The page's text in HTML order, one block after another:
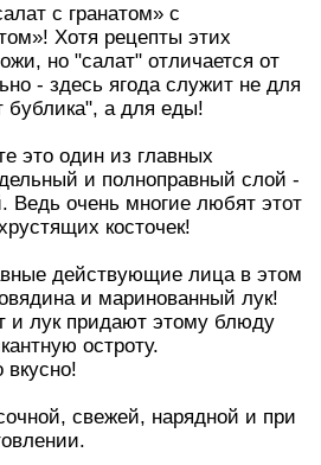
с гранатом» с
Хотя рецепты этих
но "салат" отличается от
- здесь ягода служит не для
бублика", а для еды!
это один из главных
и полноправный слой -
Ведь очень многие любят этот
косточек!
действующие лица в этом
и маринованный лук!
и лук придают этому блюду
остроту.
вкусно!
свежей, нарядной и при